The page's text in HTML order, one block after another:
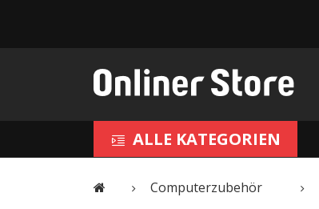
ALLE KATEGORIEN
Computerzubehör